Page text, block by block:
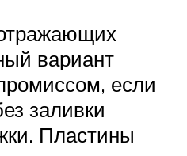
вариант
если
заливки
Пластины